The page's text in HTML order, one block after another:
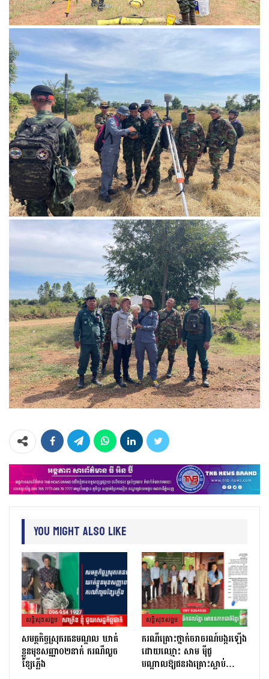
You Might Also Like
សន្តិសុខសង្គម
សមត្ថកិច្ចស្រុករតនមណ្ឌល ឃាត់
ខ្លួនមុខសញ្ញា០២នាក់ ករណីលួច
ខ្សែភ្លើង
សន្តិសុខសង្គម
ករណីគ្រោះថ្នាក់ចរាចរណ៍បង្ករឡើង
ដោយឈ្មោះ សាម ម៉ីជូ
បណ្ដាលឱ្យជនរងគ្រោះស្លាប់…